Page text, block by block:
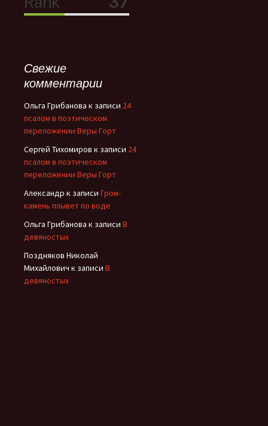
Свежие
комментарии
Ольга Грибанова к записи 24
псалом в поэтическом
переложении Веры Горт
Сергей Тихомиров к записи 24
псалом в поэтическом
переложении Веры Горт
Александр к записи Гром-
камень плывет по воде
Ольга Грибанова к записи В
девяностых
Поздняков Николай
Михайлович к записи В
девяностых